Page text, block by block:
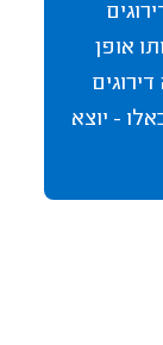
אופן
- יוצא